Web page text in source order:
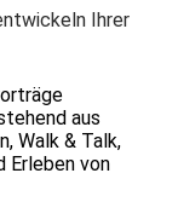
Ihrer
aus
Walk & Talk,
Erleben von